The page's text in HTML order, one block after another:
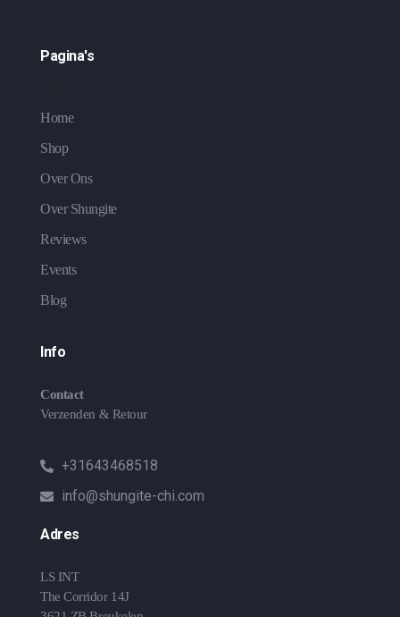
Pagina's
Home
Shop
Over Ons
Over Shungite
Reviews
Events
Blog
Info
Contact
Verzenden & Retour
+31643468518
info@shungite-chi.com
Adres
LS INT
The Corridor 14J